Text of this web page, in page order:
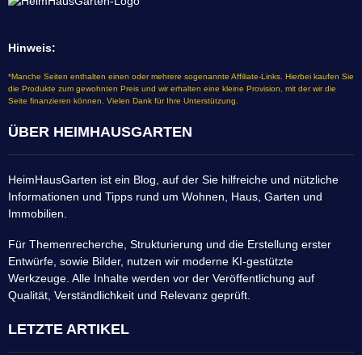
Hinweis:
*Manche Seiten enthalten einen oder mehrere sogenannte Affiliate-Links. Hierbei kaufen Sie
die Produkte zum gewohnten Preis und wir erhalten eine kleine Provision, mit der wir die
Seite finanzieren können. Vielen Dank für Ihre Unterstützung.
ÜBER HEIMHAUSGARTEN
HeimHausGarten ist ein Blog, auf der Sie hilfreiche und nützliche
Informationen und Tipps rund um Wohnen, Haus, Garten und
Immobilien.
Für Themenrecherche, Strukturierung und die Erstellung erster
Entwürfe, sowie Bilder, nutzen wir moderne KI-gestützte
Werkzeuge. Alle Inhalte werden vor der Veröffentlichung auf
Qualität, Verständlichkeit und Relevanz geprüft.
LETZTE ARTIKEL